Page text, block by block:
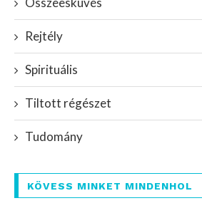
Rejtély
Spirituális
Tiltott régészet
Tudomány
KÖVESS MINKET MINDENHOL